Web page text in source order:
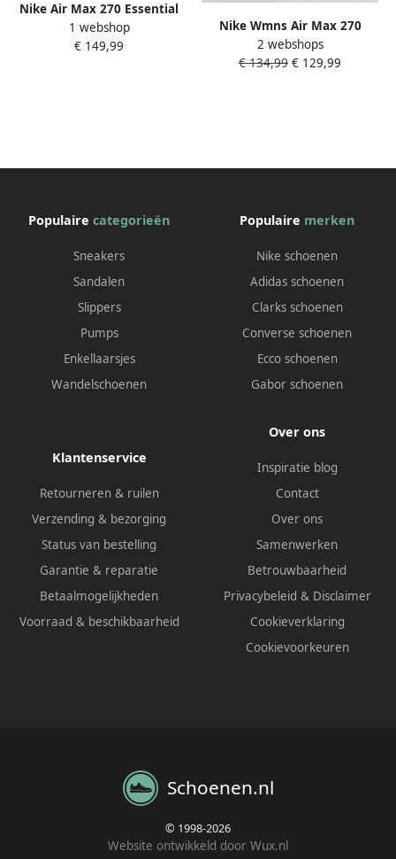
Nike Air Max 270 Essential
(W) Wit Roze Sneakers
Schoenen Dames Doos
1 webshop
€ 149,99
Nike Wmns Air Max 270
Essential Iris Whisper
Aluminum Ghost Sail
2 webshops
€ 134,99 € 129,99
Populaire categorieën
Sneakers
Sandalen
Slippers
Pumps
Enkellaarsjes
Wandelschoenen
Populaire merken
Nike schoenen
Adidas schoenen
Clarks schoenen
Converse schoenen
Ecco schoenen
Gabor schoenen
Klantenservice
Retourneren & ruilen
Verzending & bezorging
Status van bestelling
Garantie & reparatie
Betaalmogelijkheden
Voorraad & beschikbaarheid
Over ons
Inspiratie blog
Contact
Over ons
Samenwerken
Betrouwbaarheid
Privacybeleid & Disclaimer
Cookieverklaring
Cookievoorkeuren
Schoenen.nl
© 1998-2026
Website ontwikkeld door Wux.nl